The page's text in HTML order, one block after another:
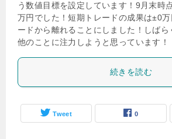
う数値目標を設定しています！9月末時
万円でした！短期トレードの成果は±0
ードから離れることにしました！しば
他のことに注力しようと思っています！
続きを読む
Tweet 0